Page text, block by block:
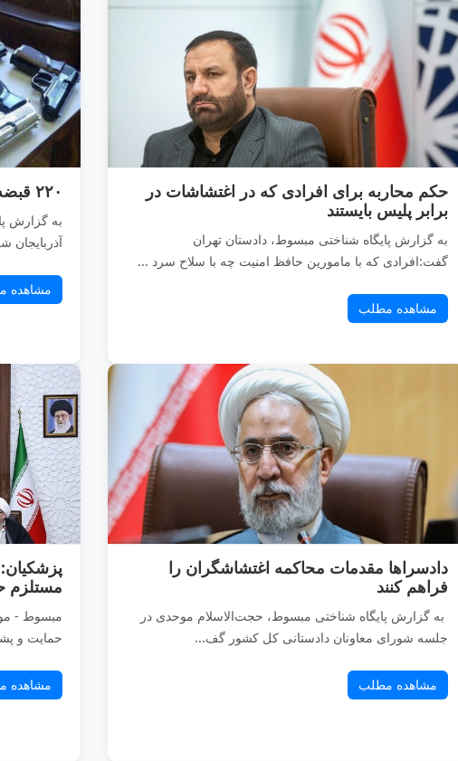
حکم محاربه برای افرادی که در اغتشاشات در
برابر پلیس بایستند
به گزارش پایگاه شناختی مبسوط، دادستان تهران
گفت:افرادی که با مامورین حافظ امنیت چه با سلاح سرد ...
مشاهده مطلب
۲۲۰ قبضه سلاح جنگی در تبریز کشف شد
به گزارش
آذربایجان شرقی از
مشاهده
دادسرا‌ها مقدمات محاکمه اغتشاشگران را
فراهم کنند
به گزارش پایگاه شناختی مبسوط، حجت‌الاسلام موحدى در
جلسه شوراى معاونان دادستانى کل کشور گف...
مشاهده مطلب
مستلزم
مبسوط -
حمایت و
مشاهده